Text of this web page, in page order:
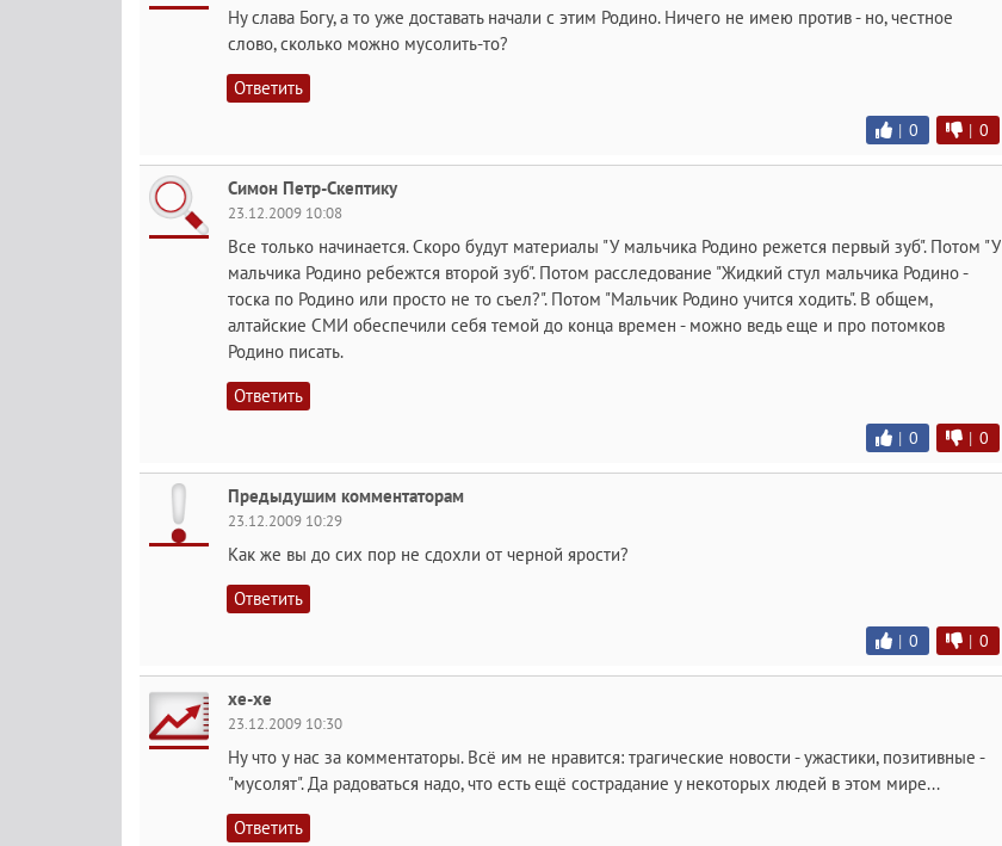
Ну слава Богу, а то уже доставать начали с этим Родино. Ничего не имею против - но, честное
слово, сколько можно мусолить-то?
Ответить
| 0 | 0
Симон Петр-Скептику
23.12.2009 10:08
Все только начинается. Скоро будут материалы "У мальчика Родино режется первый зуб". Потом "У
мальчика Родино ребежтся второй зуб". Потом расследование "Жидкий стул мальчика Родино -
тоска по Родино или просто не то съел?". Потом "Мальчик Родино учится ходить". В общем,
алтайские СМИ обеспечили себя темой до конца времен - можно ведь еще и про потомков
Родино писать.
Ответить
| 0 | 0
Предыдушим комментаторам
23.12.2009 10:29
Как же вы до сих пор не сдохли от черной ярости?
Ответить
| 0 | 0
хе-хе
23.12.2009 10:30
Ну что у нас за комментаторы. Всё им не нравится: трагические новости - ужастики, позитивные -
"мусолят". Да радоваться надо, что есть ещё сострадание у некоторых людей в этом мире...
Ответить